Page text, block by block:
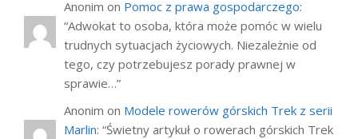
Anonim on Pomoc z prawa gospodarczego:
“Adwokat to osoba, która może pomóc w wielu
trudnych sytuacjach życiowych. Niezależnie od
tego, czy potrzebujesz porady prawnej w
sprawie…”
Anonim on Modele rowerów górskich Trek z serii
Marlin: “Świetny artykuł o rowerach górskich Trek